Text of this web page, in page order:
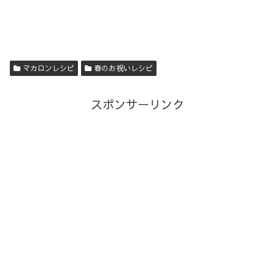
マカロンレシピ 春のお祝いレシピ
スポンサーリンク